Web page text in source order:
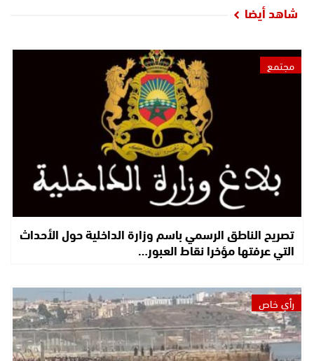
شاهد أيضا
مجتمع
تصريح الناطق الرسمي باسم وزارة الداخلية حول الأحداث
التي عرفتها مؤخرا نقاط العبور…
رأي خاص